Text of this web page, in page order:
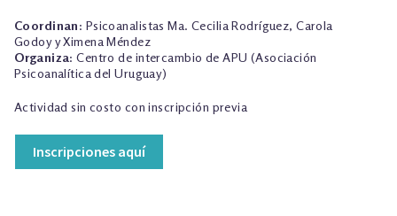
Coordinan: Psicoanalistas Ma. Cecilia Rodríguez, Carola
Godoy y Ximena Méndez
Organiza: Centro de intercambio de APU (Asociación
Psicoanalítica del Uruguay)
Actividad sin costo con inscripción previa
Inscripciones aquí